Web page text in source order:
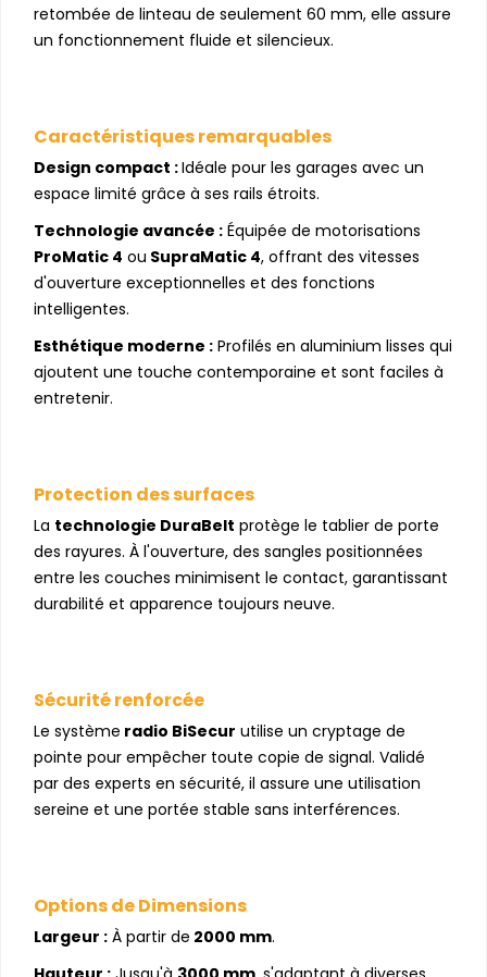
retombée de linteau de seulement 60 mm, elle assure
un fonctionnement fluide et silencieux.
Caractéristiques remarquables
Design compact :Idéale pour les garages avec un
espace limité grâce à ses rails étroits.
Technologie avancée : Équipée de motorisations
ProMatic 4 ou SupraMatic 4, offrant des vitesses
d'ouverture exceptionnelles et des fonctions
intelligentes.
Esthétique moderne : Profilés en aluminium lisses qui
ajoutent une touche contemporaine et sont faciles à
entretenir.
Protection des surfaces
La technologie DuraBelt protège le tablier de porte
des rayures. À l'ouverture, des sangles positionnées
entre les couches minimisent le contact, garantissant
durabilité et apparence toujours neuve.
Sécurité renforcée
Le système radio BiSecur utilise un cryptage de
pointe pour empêcher toute copie de signal. Validé
par des experts en sécurité, il assure une utilisation
sereine et une portée stable sans interférences.
Options de Dimensions
Largeur : À partir de 2000 mm.